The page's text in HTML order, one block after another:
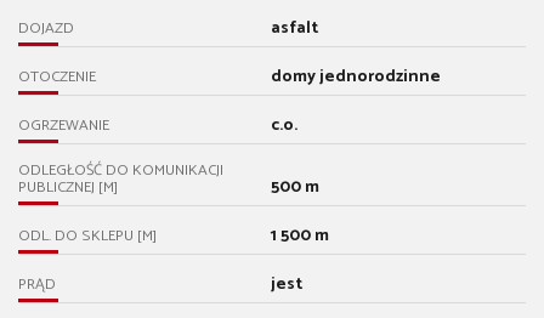
DOJAZD asfalt
OTOCZENIE domy jednorodzinne
OGRZEWANIE c.o.
ODLEGŁOŚĆ DO KOMUNIKACJI
PUBLICZNEJ [M] 500 m
ODL. DO SKLEPU [M] 1 500 m
PRĄD jest